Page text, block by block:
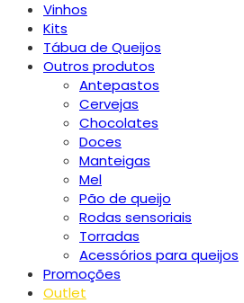
Vinhos
Kits
Tábua de Queijos
Outros produtos
Antepastos
Cervejas
Chocolates
Doces
Manteigas
Mel
Pão de queijo
Rodas sensoriais
Torradas
Acessórios para queijos
Promoções
Outlet